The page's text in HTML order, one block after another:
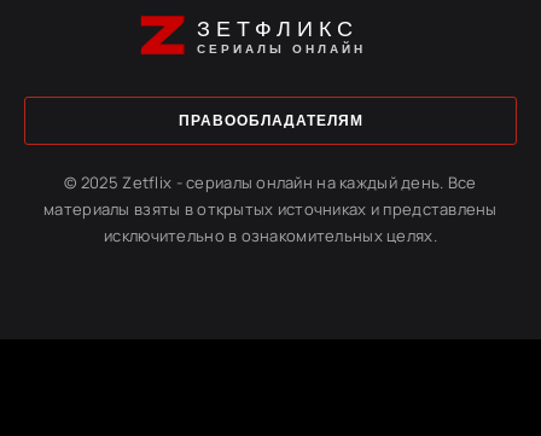
ЗЕТФЛИКС
СЕРИАЛЫ ОНЛАЙН
ПРАВООБЛАДАТЕЛЯМ
© 2025 Zetflix - сериалы онлайн на каждый день. Все
материалы взяты в открытых источниках и представлены
исключительно в ознакомительных целях.